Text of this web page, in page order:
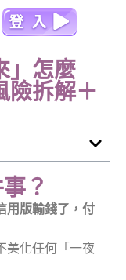
」怎麼
險拆解＋
？
用版輸錢了，付
美化任何「一夜